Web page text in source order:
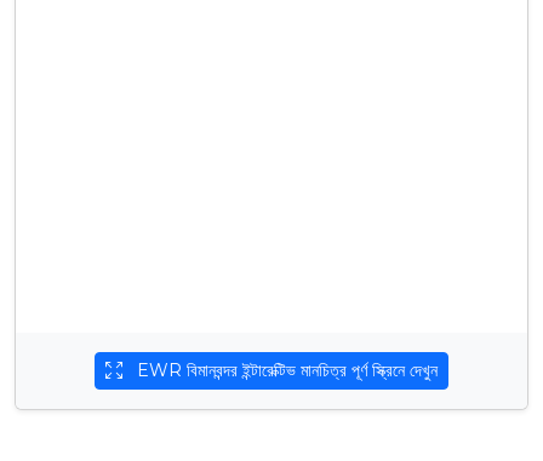
EWR বিমানবন্দর ইন্টারেক্টিভ মানচিত্র পূর্ণ স্ক্রিনে দেখুন